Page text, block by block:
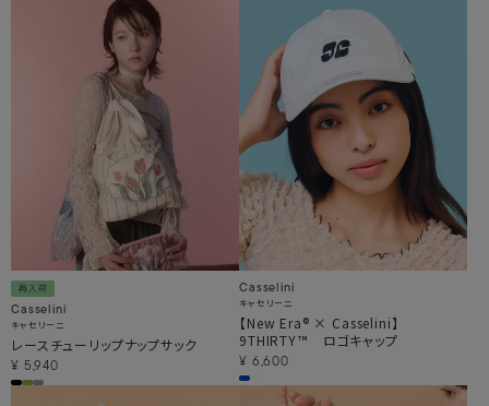
再入荷
Casselini
キャセリーニ
レースチューリップナップサック
¥ 5,940
Casselini
キャセリーニ
【New Era® × Casselini】
9THIRTY™ ロゴキャップ
¥ 6,600